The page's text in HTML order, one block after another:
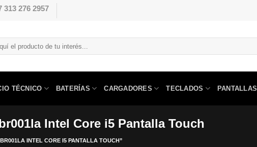
313 276 2957
TÉCNICO BATERÍAS CARGADORES TECLADOS PANTALLAS
Intel Core i5 Pantalla Touch
INTEL CORE I5 PANTALLA TOUCH”